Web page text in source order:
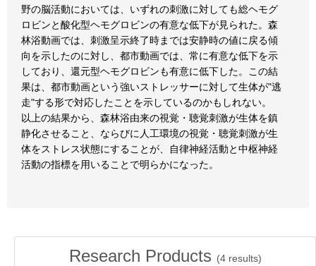
野の脳活動においては、いずれの刺激に対しても総ヘモグ
ロビンと酸化型ヘモグロビンの有意な低下が見られた。森
林浴動画では、刺激呈示終了時までは安静時の値に戻る傾
向を示したのに対し、都市動画では、常に有意な低下を示
しており、還元型ヘモグロビンも有意に低下した。この結
果は、都市動画という強いストレッサーに対して生体が"逃
走"する形で対応したことを示しているのかもしれない。
以上の結果から、森林浴由来の視覚・聴覚刺激が生体を鎮
静化させること、ならびに人工環境の視覚・聴覚刺激が生
体をストレス状態にすることが、自律神経活動と中枢神経
活動の指標を用いることで明らかになった。
Research Products (4results)